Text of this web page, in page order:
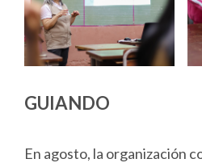
GUIANDO
En agosto, la organización